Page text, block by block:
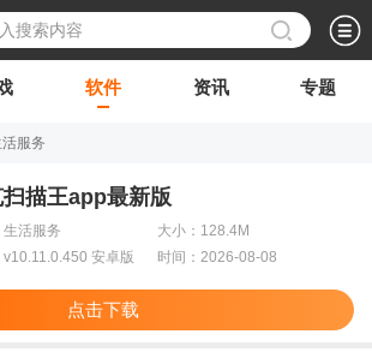
软件 资讯 专题
服务
描王app最新版
活服务
大小：128.4M
v10.11.0.450 安卓版
时间：2026-08-08
点击下载